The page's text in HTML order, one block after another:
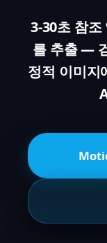
3-30초 참
를 추출 —
정적 이미지